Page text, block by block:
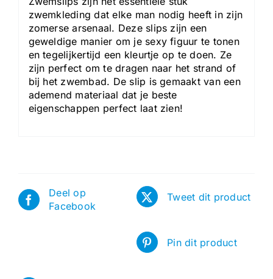
zwemkleding dat elke man nodig heeft in zijn
zomerse arsenaal. Deze slips zijn een
geweldige manier om je sexy figuur te tonen
en tegelijkertijd een kleurtje op te doen. Ze
zijn perfect om te dragen naar het strand of
bij het zwembad. De slip is gemaakt van een
ademend materiaal dat je beste
eigenschappen perfect laat zien!
Deel op
Facebook
Tweet dit product
Pin dit product